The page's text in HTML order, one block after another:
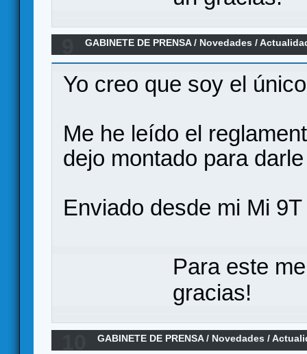
GABINETE DE PRENSA/ Novedades /
Yo creo que soy el
Me he leído el
dejo montado para
Enviado desde mi Mi
Para este
gracias!
GABINETE DE PRENSA/ Novedades /